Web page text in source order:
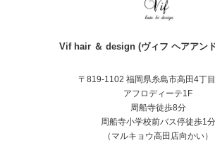
Vif hair ＆ design (ヴィフ ヘアアン
〒819-1102 福岡県糸島市高田4丁
アフロディーテ1F
周船寺徒歩8分
周船寺小学校前バス停徒歩1分
（マルキョウ高田店向かい）